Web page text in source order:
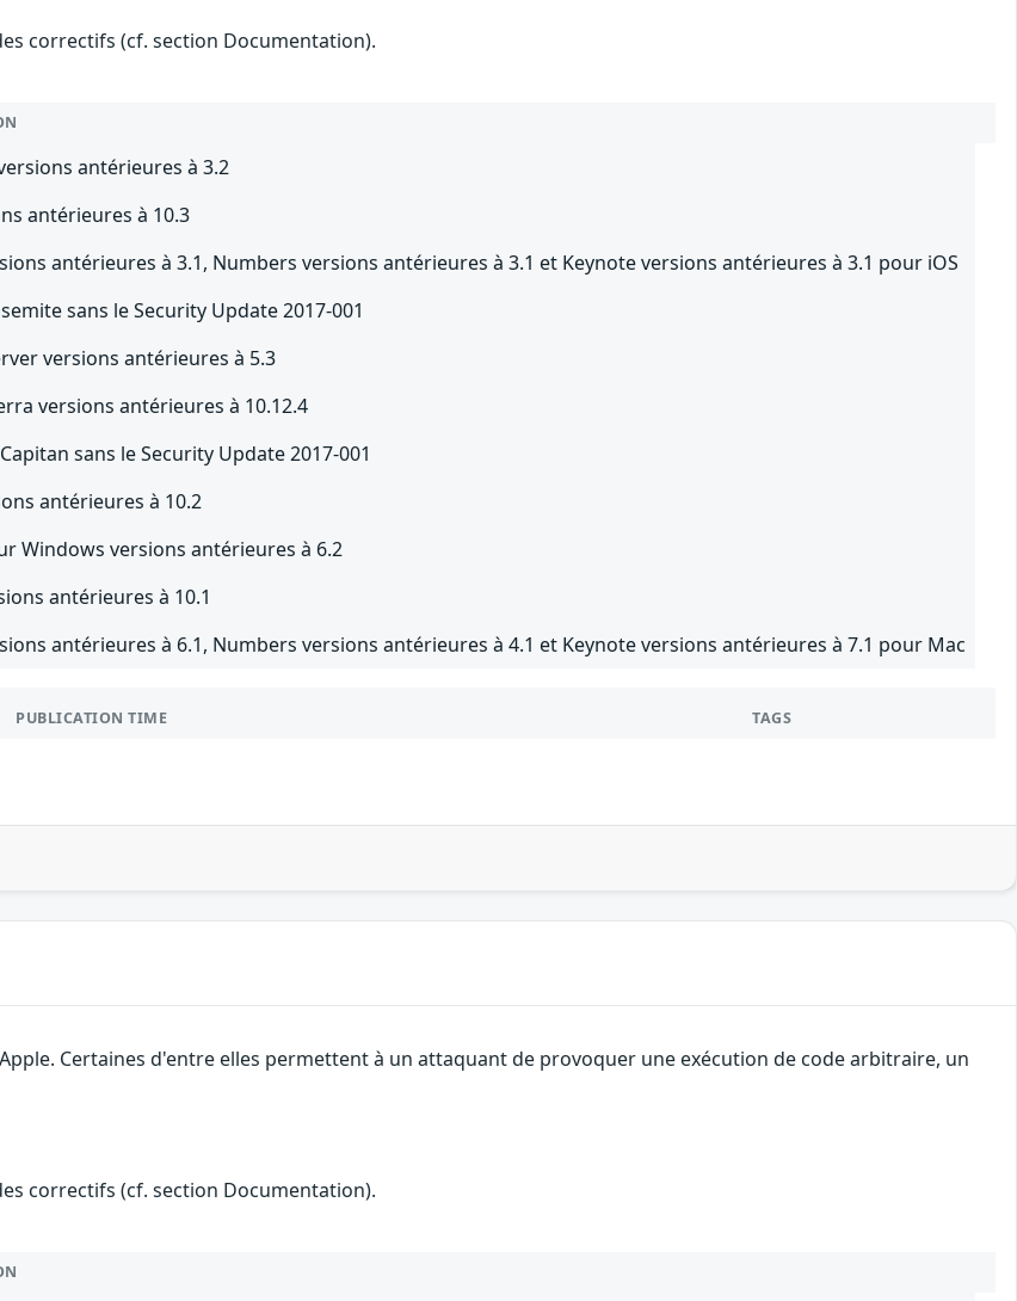
correctifs (cf. section Documentation).
antérieures à 3.2
antérieures à 10.3
antérieures à 3.1, Numbers versions antérieures à 3.1 et Keynote versions antérieures à 3.1 pour iOS
sans le Security Update 2017-001
versions antérieures à 5.3
versions antérieures à 10.12.4
sans le Security Update 2017-001
antérieures à 10.2
Windows versions antérieures à 6.2
antérieures à 10.1
antérieures à 6.1, Numbers versions antérieures à 4.1 et Keynote versions antérieures à 7.1 pour Mac
PUBLICATION TIME TAGS
Certaines d'entre elles permettent à un attaquant de provoquer une exécution de code arbitraire, un
correctifs (cf. section Documentation).